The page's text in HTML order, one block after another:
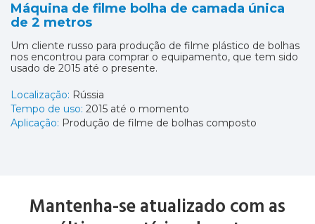
Máquina de filme bolha de camada única
de 2 metros
Um cliente russo para produção de filme plástico de bolhas
nos encontrou para comprar o equipamento, que tem sido
usado de 2015 até o presente.
Localização: Rússia
Tempo de uso: 2015 até o momento
Aplicação: Produção de filme de bolhas composto
Mantenha-se atualizado com as